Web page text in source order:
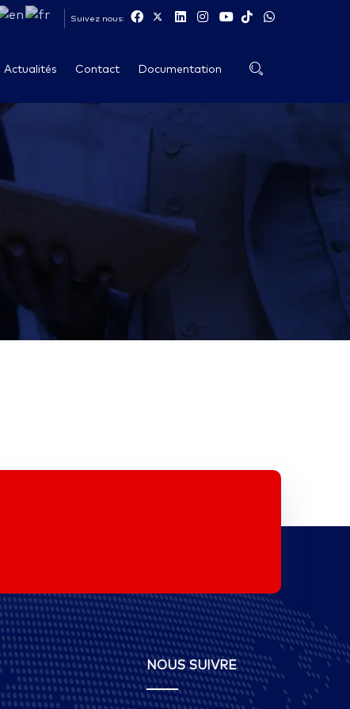
Suivez nous:
Actualités Contact Documentation
NOUS SUIVRE